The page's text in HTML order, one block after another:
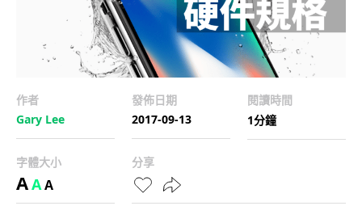
作者
Gary Lee
發佈日期
2017-09-13
閱讀時間
1分鐘
字體大小
AAA
分享